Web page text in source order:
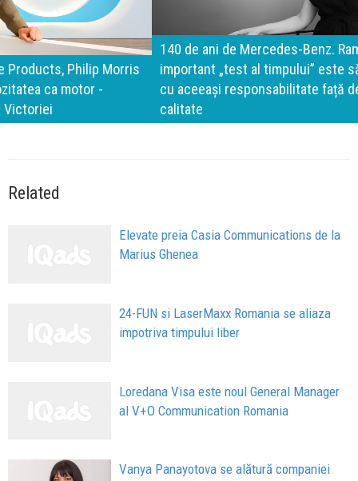
140 de ani de Mercedes-Benz. Ramona Pîrlog: Cel mai
important „test al timpului” este să inovăm constant, dar
cu aceeași responsabilitate față de oameni, siguranță și
calitate
Related
Elevate preia Casia Communications de la
Marius Ghenea
24-FUN si LaserMaxx Romania se aliaza
impotriva timpului liber
Loredana Visa este noul General Manager
al V+O Communication Romania
Vanya Panayotova se alătură companiei